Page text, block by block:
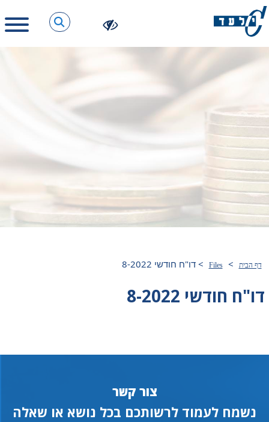
דף הבית >
Files
>דו"ח חודשי 8-2022
דו"ח חודשי 8-2022
צור קשר
נשמח לעמוד לרשותכם בכל נושא או שאלה